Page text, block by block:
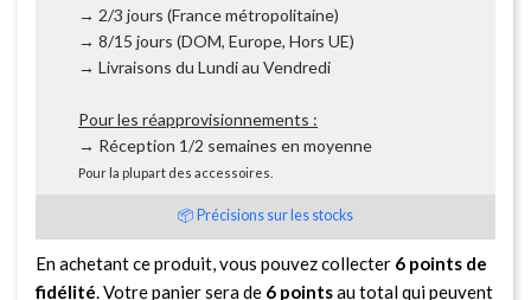
→ 2/3 jours (France métropolitaine)
→ 8/15 jours (DOM, Europe, Hors UE)
→ Livraisons du Lundi au Vendredi
Pour les réapprovisionnements :
→ Réception 1/2 semaines en moyenne
Pour la plupart des accessoires.
📦 Précisions sur les stocks
En achetant ce produit, vous pouvez collecter 6 points de
fidélité. Votre panier sera de 6 pointsau total qui peuvent